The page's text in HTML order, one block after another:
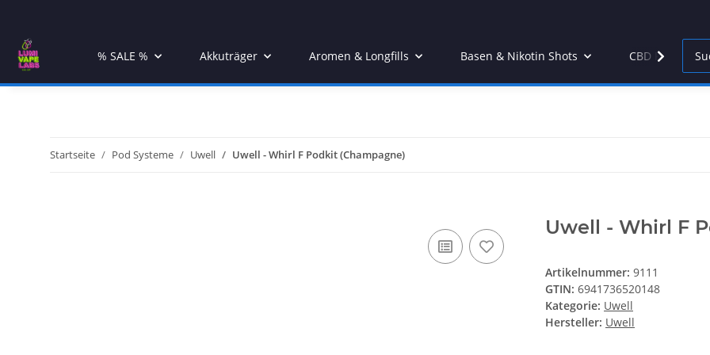
% SALE % Akkuträger Aromen & Longfills Basen & Nikotin Shots CBD Products
Startseite Pod Systeme Uwell Uwell - Whirl F Podkit (Champagne)
Uwell - Whirl F
Artikelnummer: 9111
GTIN: 6941736520148
Kategorie: Uwell
Hersteller: Uwell